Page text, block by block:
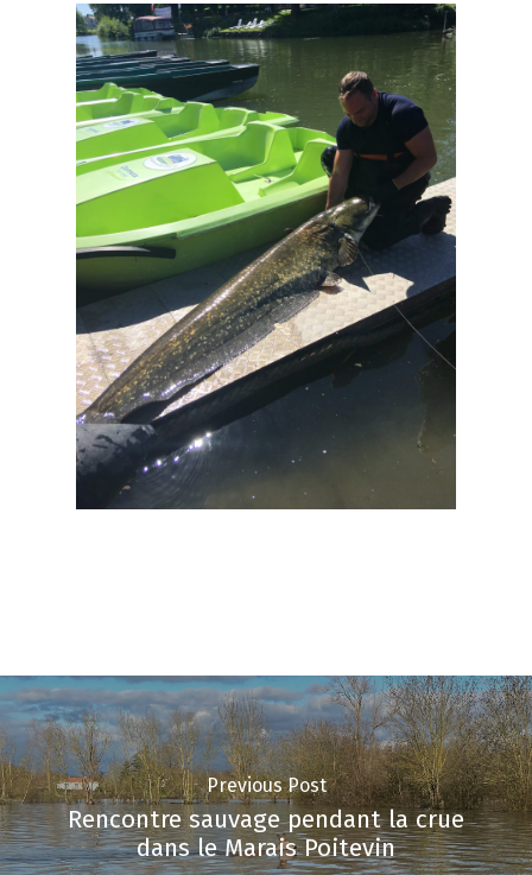
Previous Post
Rencontre sauvage pendant la crue
dans le Marais Poitevin